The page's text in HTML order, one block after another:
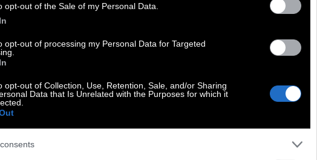
opt-out of the Sale of my Personal Data.
opt-out of processing my Personal Data for Targeted
opt-out of Collection, Use, Retention, Sale, and/or Sharing
Data that Is Unrelated with the Purposes for which it
V8 κινητήρας των 4,7 λίτρων
από τη σύνδεσή της με έναν από τους